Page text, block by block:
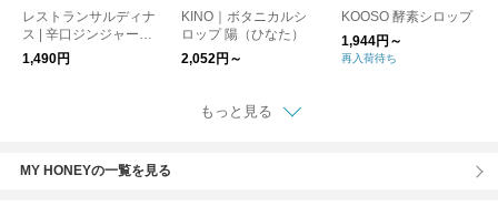
レストランサルディナ
ス | 辛口ジンジャーシ
ロップ
1,490円
KINO｜ボタニカルシ
ロップ 陽（ひなた）
2,052円～
KOOSO 酵素シロップ
1,944円～
再入荷待ち
もっと見る
MY HONEYの一覧を見る